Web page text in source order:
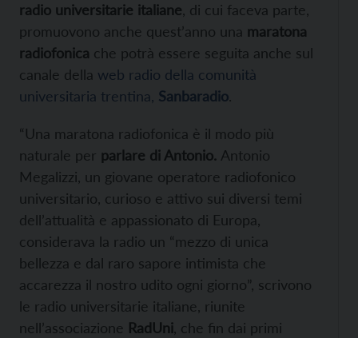
radio universitarie italiane , di cui faceva parte,
promuovono anche quest’anno una maratona
radiofonica che potrà essere seguita anche sul
canale della web radio della comunità
universitaria trentina, Sanbaradio.
“Una maratona radiofonica è il modo più
naturale per parlare di Antonio. Antonio
Megalizzi, un giovane operatore radiofonico
universitario, curioso e attivo sui diversi temi
dell’attualità e appassionato di Europa,
considerava la radio un “mezzo di unica
bellezza e dal raro sapore intimista che
accarezza il nostro udito ogni giorno”, scrivono
le radio universitarie italiane, riunite
nell’associazione RadUni , che fin dai primi